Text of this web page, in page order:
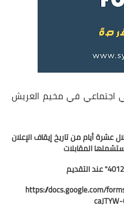
اجتماعي في مخيم العريش
أيام من تاريخ إيقاف الإعلان
المقابلات
https://docs.google.com/